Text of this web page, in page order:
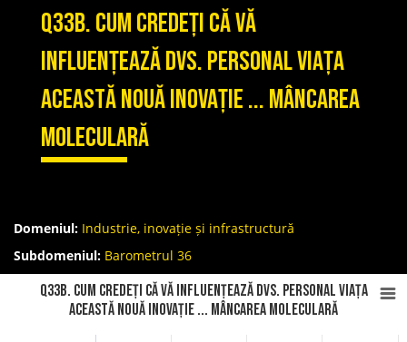
Q33B. Cum credeți că vă
influențează Dvs. personal viața
această nouă inovație ... Mâncarea
moleculară
Domeniul: Industrie, inovație și infrastructură
Subdomeniul: Barometrul 36
Q33B. Cum credeți că vă influențează Dvs. personal viața
această nouă inovație ... Mâncarea moleculară